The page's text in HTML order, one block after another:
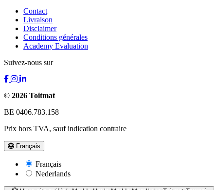
Contact
Livraison
Disclaimer
Conditions générales
Academy Evaluation
Suivez-nous sur
© 2026 Toitmat
BE 0406.783.158
Prix hors TVA, sauf indication contraire
Français
Français
Nederlands